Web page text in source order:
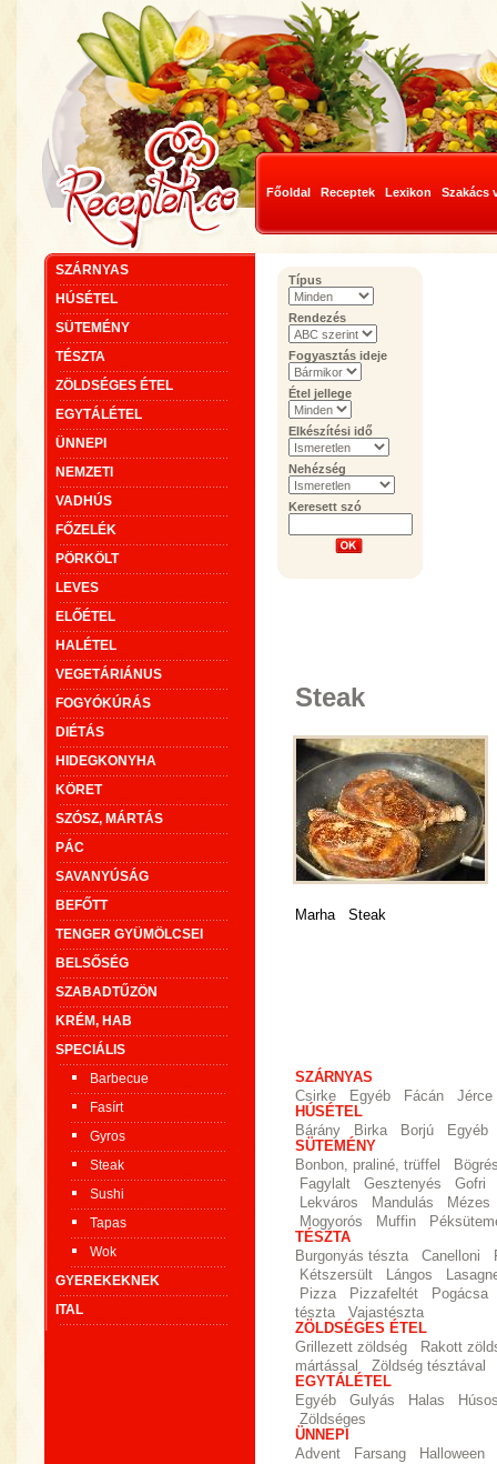
Főoldal Receptek Lexikon Szakács
SZÁRNYAS
HÚSÉTEL
SÜTEMÉNY
TÉSZTA
ZÖLDSÉGES ÉTEL
EGYTÁLÉTEL
ÜNNEPI
NEMZETI
VADHÚS
FŐZELÉK
PÖRKÖLT
LEVES
ELŐÉTEL
HALÉTEL
VEGETÁRIÁNUS
FOGYÓKÚRÁS
DIÉTÁS
HIDEGKONYHA
KÖRET
SZÓSZ, MÁRTÁS
PÁC
SAVANYÚSÁG
BEFŐTT
TENGER GYÜMÖLCSEI
BELSŐSÉG
SZABADTŰZÖN
KRÉM, HAB
SPECIÁLIS
Barbecue
Fasírt
Gyros
Steak
Sushi
Tapas
Wok
GYEREKEKNEK
ITAL
Típus
Rendezés
Fogyasztás ideje
Étel jellege
Elkészítési idő
Nehézség
Keresett szó
Steak
Marha Steak
SZÁRNYAS
Csirke
Egyéb Fácán
Jérce
HÚSÉTEL
Bárány
Birka Borjú
Egyéb
SÜTEMÉNY
Bonbon, praliné, trüffel
Fagylalt
Gesztenyés
Gofri
Lekváros
Mandulás
Mézes
Mogyorós
Muffin
TÉSZTA
Burgonyás tészta
Canelloni
Kétszersült
Lángos
Pizza
Pizzafeltét
Pogácsa
tészta
Vajastészta
ZÖLDSÉGES ÉTEL
Grillezett zöldség
Rakott
mártással
Zöldség tésztával
EGYTÁLÉTEL
Egyéb
Gulyás Halas
Zöldséges
ÜNNEPI
Advent
Farsang
Halloween